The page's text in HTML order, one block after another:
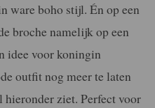
ware boho stijl. Én op een
broche namelijk op een
idee voor koningin
outfit nog meer te laten
ziet. Perfect voor